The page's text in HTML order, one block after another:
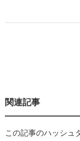
関連記事
この記事のハッシュ